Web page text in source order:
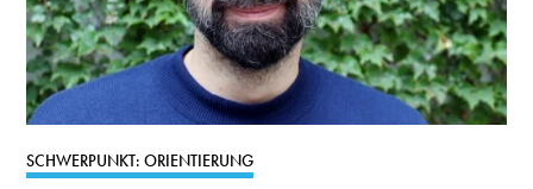
SCHWERPUNKT: ORIENTIERUNG